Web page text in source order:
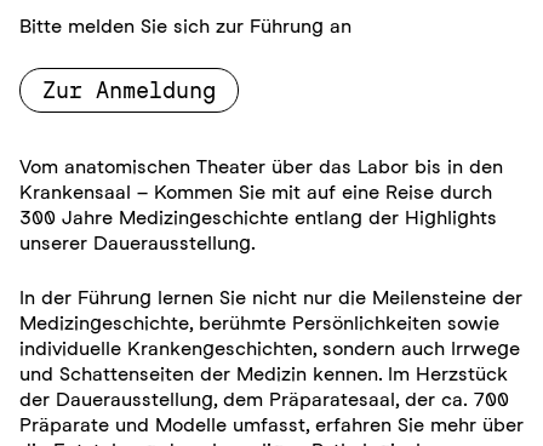
Bitte melden Sie sich zur Führung an
Zur Anmeldung
Vom anatomischen Theater über das Labor bis in den
Krankensaal – Kommen Sie mit auf eine Reise durch
300 Jahre Medizingeschichte entlang der Highlights
unserer Dauerausstellung.
In der Führung lernen Sie nicht nur die Meilensteine der
Medizingeschichte, berühmte Persönlichkeiten sowie
individuelle Krankengeschichten, sondern auch Irrwege
und Schattenseiten der Medizin kennen. Im Herzstück
der Dauerausstellung, dem Präparatesaal, der ca. 700
Präparate und Modelle umfasst, erfahren Sie mehr über